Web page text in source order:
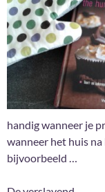
handig wanneer je
wanneer het huis
bijvoorbeeld …